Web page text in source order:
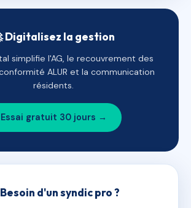
Digitalisez la gestion
simplifie l'AG, le recouvrement des
ALUR et la communication
résidents.
Essai gratuit 30 jours →
d'un syndic pro ?